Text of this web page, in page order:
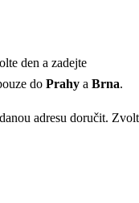
den a zadejte
do Prahy a Brna.
adresu doručit.